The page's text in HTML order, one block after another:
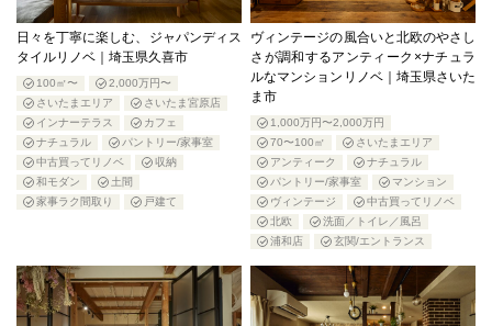
日々を丁寧に楽しむ、ジャパンディス
タイルリノベ｜埼玉県久喜市
100㎡〜
2,000万円〜
さいたまエリア
さいたま宮原店
インナーテラス
カフェ
ナチュラル
パントリー/家事室
中古買ってリノベ
収納
和モダン
土間
家事ラク間取り
戸建て
ヴィンテージの風合いと北欧のやさし
さが調和するアンティーク×ナチュラ
ルなマンションリノベ｜埼玉県さいた
ま市
1,000万円〜2,000万円
70〜100㎡
さいたまエリア
アンティーク
ナチュラル
パントリー/家事室
マンション
ヴィンテージ
中古買ってリノベ
北欧
洗面／トイレ／風呂
浦和店
玄関/エントランス